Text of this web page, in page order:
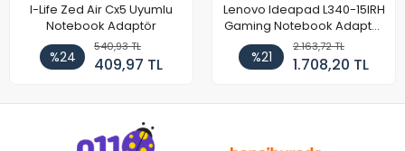
I-Life Zed Air Cx5 Uyumlu
Notebook Adaptör
%24
540,93 TL
409,97 TL
Lenovo Ideapad L340-15IRH
Gaming Notebook Adaptör
Cihazı Şarj Aleti (150W)
%21
2.163,72 TL
1.708,20 TL